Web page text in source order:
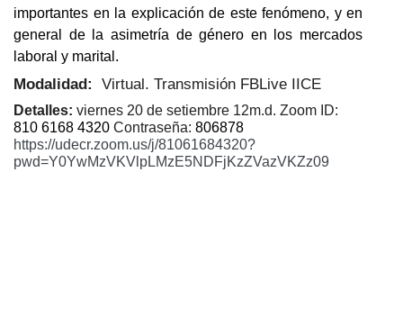
importantes en la explicación de este fenómeno, y en
general de la asimetría de género en los mercados
laboral y marital.
Modalidad: Virtual. Transmisión FBLive IICE
Detalles: viernes 20 de setiembre 12m.d. Zoom ID:
810 6168 4320 Contraseña: 806878
https://udecr.zoom.us/j/81061684320?
pwd=Y0YwMzVKVlpLMzE5NDFjKzZVazVKZz09